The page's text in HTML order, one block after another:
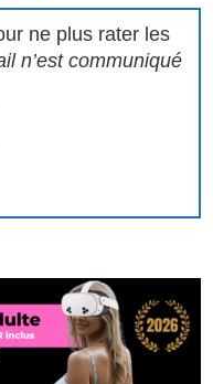
ne plus rater les
n’est communiqué